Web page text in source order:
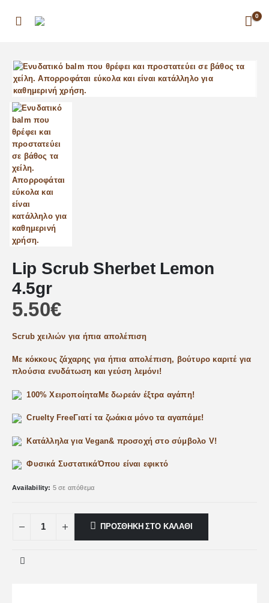
0
Lip Scrub Sherbet Lemon
4.5gr
5.50€
Scrub χειλιών για ήπια απολέπιση
Με κόκκους ζάχαρης για ήπια απολέπιση, βούτυρο καριτέ για
πλούσια ενυδάτωση καιγεύση λεμόνι!
100% ΧειροποίηταΜε δωρεάν έξτρα αγάπη!
Cruelty FreeΓιατί τα ζωάκια μόνο τα αγαπάμε!
Κατάλληλα για Vegan& προσοχή στο σύμβολο V!
Φυσικά ΣυστατικάΌπου είναι εφικτό
Availability: 5 σε απόθεμα
ΠΡΟΣΘΉΚΗ ΣΤΟ ΚΑΛΆΘΙ